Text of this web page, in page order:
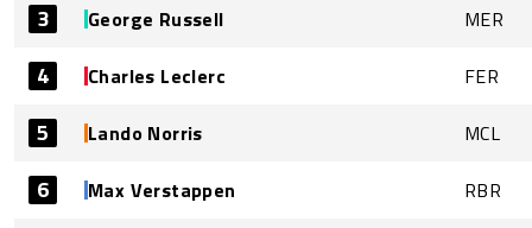
3 George Russell MER
4 Charles Leclerc FER
5 Lando Norris MCL
6 Max Verstappen RBR